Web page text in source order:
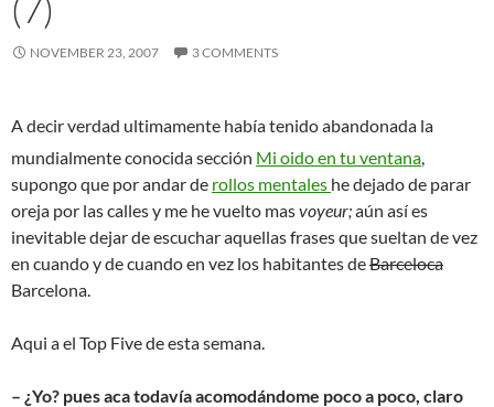
(7)
NOVEMBER 23, 2007 3 COMMENTS
A decir verdad ultimamente había tenido abandonada la
mundialmente conocida sección Mi oido en tu ventana,
supongo que por andar de rollos mentales he dejado de parar
oreja por las calles y me he vuelto masvoyeur;aún así es
inevitable dejar de escuchar aquellas frases que sueltan de vez
en cuando y de cuando en vez los habitantes deBarceloca
Barcelona.
Aqui a el Top Five de esta semana.
– ¿Yo? pues aca todavía acomodándome poco a poco, claro